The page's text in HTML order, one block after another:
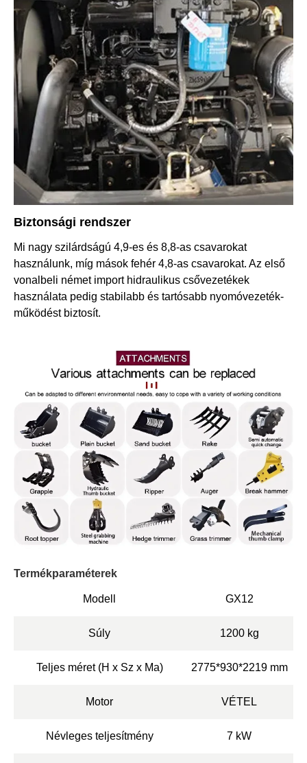
Biztonsági rendszer
Mi nagy szilárdságú 4,9-es és 8,8-as csavarokat
használunk, míg mások fehér 4,8-as csavarokat. Az első
vonalbeli német import hidraulikus csővezetékek
használata pedig stabilabb és tartósabb nyomóvezeték-
működést biztosít.
Termékparaméterek
Modell GX12
Súly 1200 kg
Teljes méret (H x Sz x Ma) 2775*930*2219 mm
Motor VÉTEL
Névleges teljesítmény 7 kW